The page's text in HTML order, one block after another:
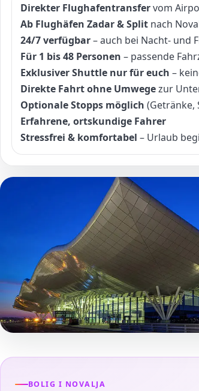
Direkter Flughafentransfervom
Ab Flughäfen Zadar & Split nach
24/7 verfügbar– auch bei Nacht- und
Für 1 bis 48 Personen – passende
Exklusiver Shuttle nur für euch –
Direkte Fahrt ohne Umwegezur
Optionale Stopps möglich (Getränke,
Erfahrene, ortskundige Fahrer
Stressfrei & komfortabel – Urlaub
BOLIG I NOVALJA